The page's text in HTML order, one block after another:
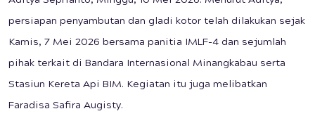
persiapan penyambutan dan gladi kotor telah dilakukan sejak
Kamis, 7 Mei 2026 bersama panitia IMLF-4 dan sejumlah
pihak terkait di Bandara Internasional Minangkabau serta
Stasiun Kereta Api BIM. Kegiatan itu juga melibatkan
Faradisa Safira Augisty.